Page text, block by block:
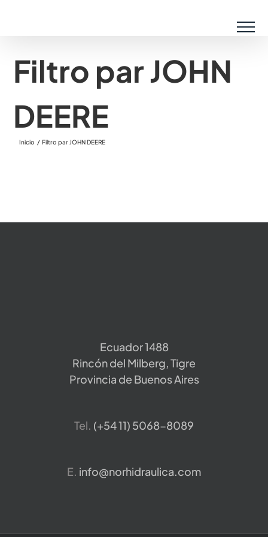
Filtro par JOHN
DEERE
Inicio Filtro par JOHN DEERE
Ecuador 1488
Rincón del Milberg, Tigre
Provincia de Buenos Aires
Tel. ​(+54 11) 5068-8089
E. info@norhidraulica.com